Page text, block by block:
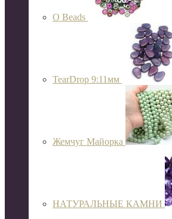
O Beads
TearDrop 9:11мм
Жемчуг Майорка
НАТУРАЛЬНЫЕ КАМНИ